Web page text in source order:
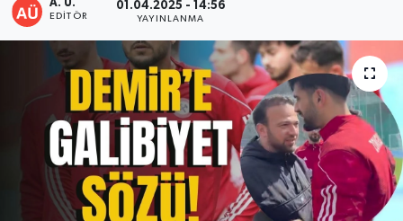
A. Ü.
EDITÖR
01.04.2025 - 14:56
YAYINLANMA
EREĞLİ
GÖKÇEBEY
KARABÜK
KASTAMONU